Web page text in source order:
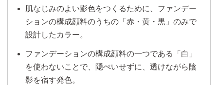
肌なじみのよい影色をつくるために、ファンデー
ションの構成顔料のうちの「赤・黄・黒」のみで
設計したカラー。
ファンデーションの構成顔料の一つである「白」
を使わないことで、隠ぺいせずに、透けながら陰
影を宿す発色。